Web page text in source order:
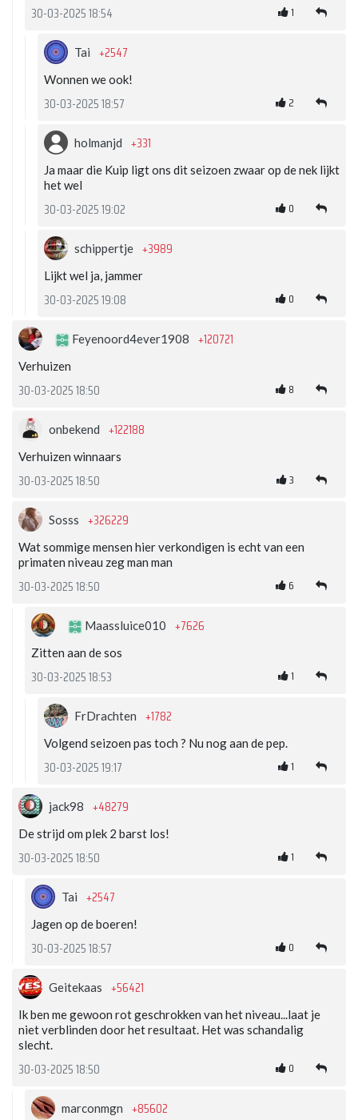
30-03-2025 18:54 1
Tai +2547
Wonnen we ook!
30-03-2025 18:57 2
holmanjd +331
Ja maar die Kuip ligt ons dit seizoen zwaar op de nek lijkt
het wel
30-03-2025 19:02 0
schippertje +3989
Lijkt wel ja, jammer
30-03-2025 19:08 0
Feyenoord4ever1908 +120721
Verhuizen
30-03-2025 18:50 8
onbekend +122188
Verhuizen winnaars
30-03-2025 18:50 3
Sosss +326229
Wat sommige mensen hier verkondigen is echt van een
primaten niveau zeg man man
30-03-2025 18:50 6
Maassluice010 +7626
Zitten aan de sos
30-03-2025 18:53 1
FrDrachten +1782
Volgend seizoen pas toch ? Nu nog aan de pep.
30-03-2025 19:17 1
jack98 +48279
De strijd om plek 2 barst los!
30-03-2025 18:50 1
Tai +2547
Jagen op de boeren!
30-03-2025 18:57 0
Geitekaas +56421
Ik ben me gewoon rot geschrokken van het niveau...laat je
niet verblinden door het resultaat. Het was schandalig
slecht.
30-03-2025 18:50 0
marconmgn +85602